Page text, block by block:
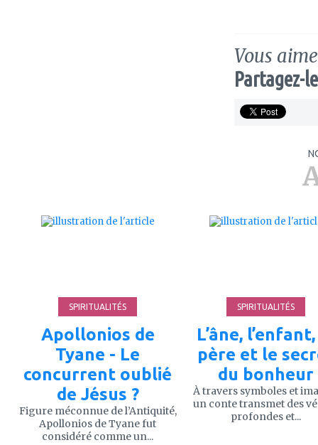
Vous
Partagez-
SPIRITUALITÉS
Apollonios de
Tyane - Le
concurrent oublié
de Jésus ?
Figure méconnue de l’Antiquité,
Apollonios de Tyane fut
considéré comme un...
SPIRITUALITÉS
L’âne,
père et le
du bonheur
À travers symboles et
un conte transmet des
profondes et...